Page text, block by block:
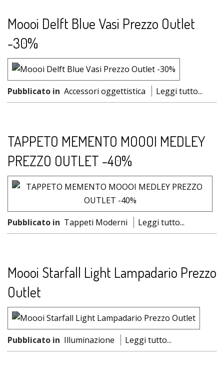
Moooi Delft Blue Vasi Prezzo Outlet
-30%
Pubblicato in Accessori oggettistica Leggi tutto...
TAPPETO MEMENTO MOOOI MEDLEY
PREZZO OUTLET -40%
Pubblicato in Tappeti Moderni Leggi tutto...
Moooi Starfall Light Lampadario Prezzo
Outlet
Pubblicato in Illuminazione Leggi tutto...